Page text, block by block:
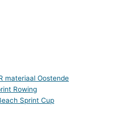
materiaal Oostende
Rowing
Sprint Cup